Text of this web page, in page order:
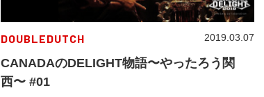
DOUBLEDUTCH
CANADAのDELIGHT物語〜やったろう関
西〜 #01
2019.03.07